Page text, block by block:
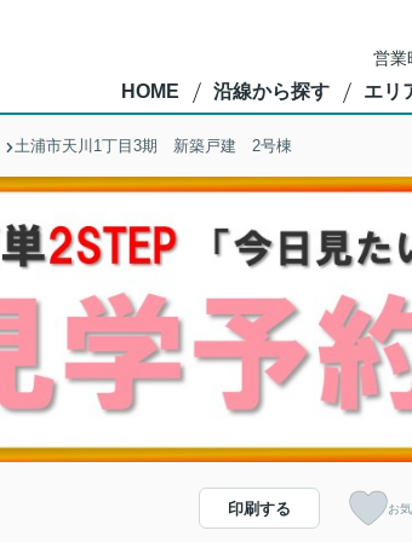
営
HOME 沿線から探す エリ
土浦市天川1丁目3期 新築戸建 2号棟
印刷する お